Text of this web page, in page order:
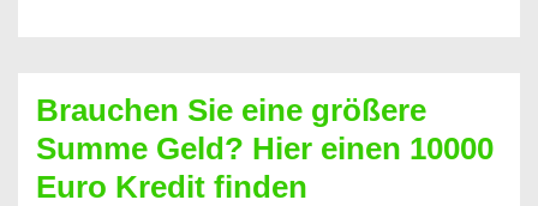
Geht
das
überhaupt?
Brauchen Sie eine größere
Summe Geld? Hier einen 10000
Euro Kredit finden